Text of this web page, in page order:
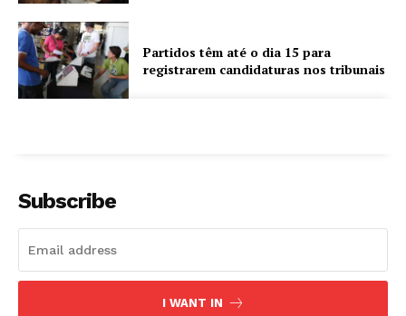
Partidos têm até o dia 15 para
registrarem candidaturas nos tribunais
Subscribe
I WANT IN